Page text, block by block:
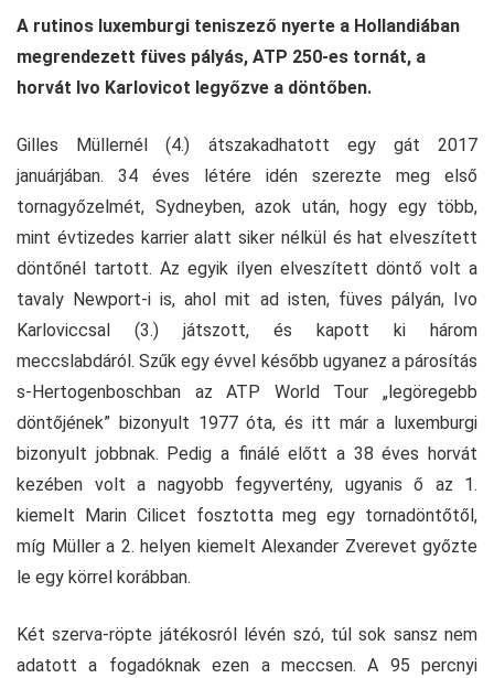
A rutinos luxemburgi teniszező nyerte a Hollandiában
megrendezett füves pályás, ATP 250-es tornát, a
horvát Ivo Karlovicot legyőzve a döntőben.
Gilles Müllernél (4.) átszakadhatott egy gát 2017
januárjában. 34 éves létére idén szerezte meg első
tornagyőzelmét, Sydneyben, azok után, hogy egy több,
mint évtizedes karrier alatt siker nélkül és hat elveszített
döntőnél tartott. Az egyik ilyen elveszített döntő volt a
tavaly Newport-i is, ahol mit ad isten, füves pályán, Ivo
Karloviccsal (3.) játszott, és kapott ki három
meccslabdáról. Szűk egy évvel később ugyanez a párosítás
s-Hertogenboschban az ATP World Tour „legöregebb
döntőjének” bizonyult 1977 óta, és itt már a luxemburgi
bizonyult jobbnak. Pedig a finálé előtt a 38 éves horvát
kezében volt a nagyobb fegyvertény, ugyanis ő az 1.
kiemelt Marin Cilicet fosztotta meg egy tornadöntőtől,
míg Müller a 2. helyen kiemelt Alexander Zverevet győzte
le egy körrel korábban.
Két szerva-röpte játékosról lévén szó, túl sok sansz nem
adatott a fogadóknak ezen a meccsen. A 95 percnyi